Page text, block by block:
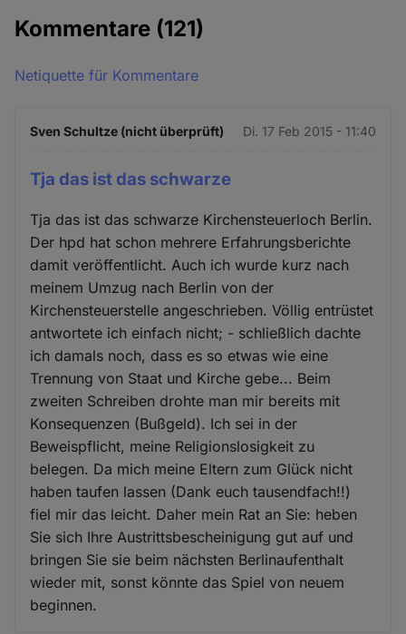
Kommentare (121)
Netiquette für Kommentare
Sven Schultze (nicht überprüft) Di. 17 Feb 2015 - 11:40
Tja das ist das schwarze
Tja das ist das schwarze Kirchensteuerloch Berlin.
Der hpd hat schon mehrere Erfahrungsberichte
damit veröffentlicht. Auch ich wurde kurz nach
meinem Umzug nach Berlin von der
Kirchensteuerstelle angeschrieben. Völlig entrüstet
antwortete ich einfach nicht; - schließlich dachte
ich damals noch, dass es so etwas wie eine
Trennung von Staat und Kirche gebe... Beim
zweiten Schreiben drohte man mir bereits mit
Konsequenzen (Bußgeld). Ich sei in der
Beweispflicht, meine Religionslosigkeit zu
belegen. Da mich meine Eltern zum Glück nicht
haben taufen lassen (Dank euch tausendfach!!)
fiel mir das leicht. Daher mein Rat an Sie: heben
Sie sich Ihre Austrittsbescheinigung gut auf und
bringen Sie sie beim nächsten Berlinaufenthalt
wieder mit, sonst könnte das Spiel von neuem
beginnen.